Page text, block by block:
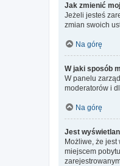
Jak zmienić
Jeżeli jesteś
zmian swoich
Na górę
W jaki sposób
W panelu
moderatorów i
Na górę
Jest
Możliwe, że jest
miejscem